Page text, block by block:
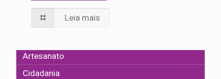
Leia mais
Artesanato
Cidadania